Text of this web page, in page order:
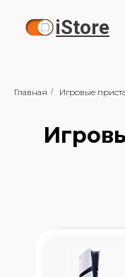
iStore
Главная / Игровые